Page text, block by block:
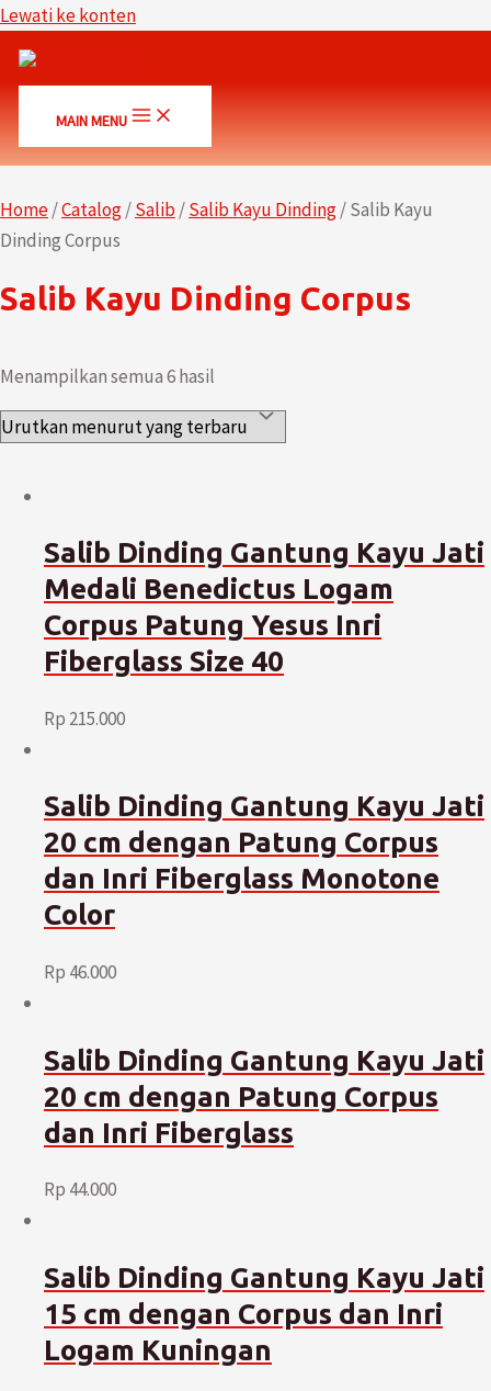
Lewati ke konten
MAIN MENU
Home/Catalog/Salib /Salib Kayu Dinding/ Salib Kayu
Dinding Corpus
Salib Kayu Dinding Corpus
Menampilkan semua 6 hasil
Salib Dinding Gantung Kayu Jati
Medali Benedictus Logam
Corpus Patung Yesus Inri
Fiberglass Size 40
Rp 215.000
Salib Dinding Gantung Kayu Jati
20 cm dengan Patung Corpus
dan Inri Fiberglass Monotone
Color
Rp 46.000
Salib Dinding Gantung Kayu Jati
20 cm dengan Patung Corpus
dan Inri Fiberglass
Rp 44.000
Salib Dinding Gantung Kayu Jati
15 cm dengan Corpus dan Inri
Logam Kuningan